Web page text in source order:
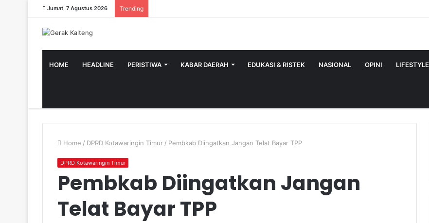
Jumat, 7 Agustus 2026 Trending
HOME HEADLINE PERISTIWA KABAR DAERAH EDUKASI & RISTEK NASIONAL OPINI LIFESTYLE
Home / DPRD Kotawaringin Timur / Pembkab Diingatkan Jangan Telat Bayar TPP
DPRD Kotawaringin Timur
Pembkab Diingatkan Jangan
Telat Bayar TPP